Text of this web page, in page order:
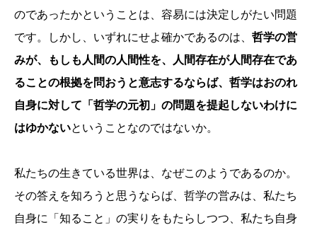
のであったかということは、容易には決定しがたい問題
です。しかし、いずれにせよ確かであるのは、 哲学の営
みが、もしも人間の人間性を、人間存在が人間存在であ
ることの根拠を問おうと意志するならば、哲学はおのれ
自身に対して「哲学の元初」の問題を提起しないわけに
はゆかないということなのではないか。
私たちの生きている世界は、なぜこのようであるのか。
その答えを知ろうと思うならば、哲学の営みは、私たち
自身に「知ること」の実りをもたらしつつ、私たち自身